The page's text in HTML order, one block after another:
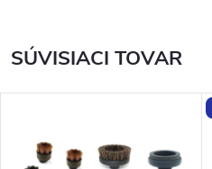
SÚVISIACI TOVAR